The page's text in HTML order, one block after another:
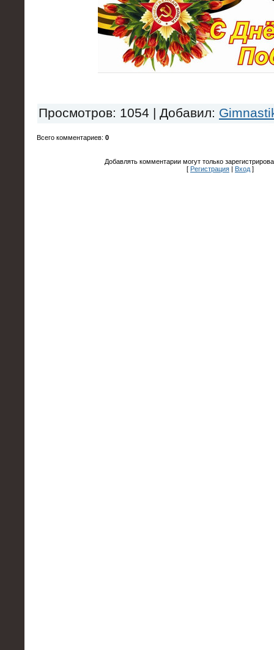
Просмотров: 1054 | Добавил:
Всего комментариев: 0
Добавлять комментарии могут только
[ Регистрация | Вход ]